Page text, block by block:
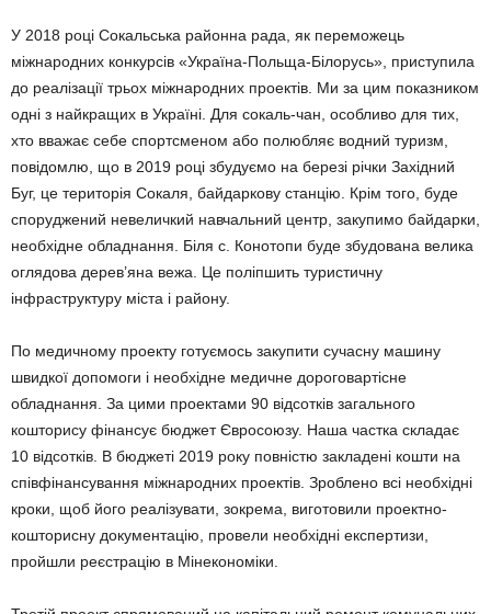
У 2018 році Сокальська районна рада, як переможець
міжнародних конкурсів «Україна-Польща-Білорусь», приступила
до реалізації трьох міжнародних проектів. Ми за цим показ­ником
одні з найкращих в Україні. Для сокаль-чан, особливо для тих,
хто вважає себе спорт­сменом або полюбляє водний туризм,
повідом­лю, що в 2019 році збудуємо на березі річки Західний
Буг, це територія Сокаля, байдаркову станцію. Крім того, буде
споруджений невелич­кий навчальний центр, закупимо байдарки,
необхідне обладнання. Біля с. Конотопи буде збудована велика
оглядова дерев’яна вежа. Це поліпшить туристичну
інфраструктуру міста і району.
По медичному проекту готуємось закупити сучасну машину
швидкої допомоги і необхідне медичне дороговартісне
обладнання. За цими проектами 90 відсотків загального
кошторису фінансує бюджет Євросоюзу. Наша частка складає
10 відсотків. В бюджеті 2019 року повністю закладені кошти на
співфінансування міжнародних проектів. Зроблено всі необхідні
кроки, щоб його реалізувати, зокрема, виго­товили проектно-
кошторисну документацію, провели необхідні експертизи,
пройшли реє­страцію в Мінекономіки.